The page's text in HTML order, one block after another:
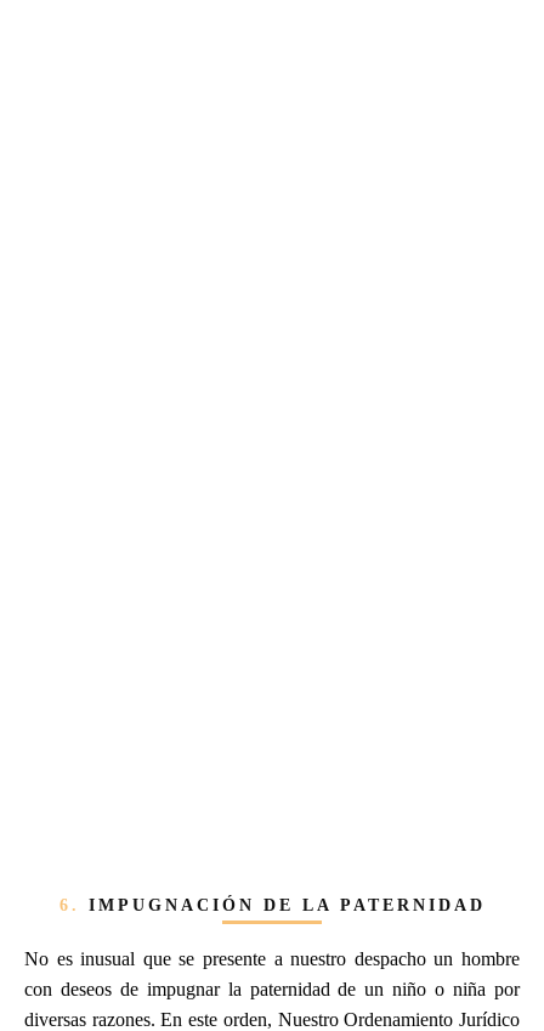
6. IMPUGNACIÓN DE LA PATERNIDAD
No es inusual que se presente a nuestro despacho un hombre
con deseos de impugnar la paternidad de un niño o niña por
diversas razones. En este orden, Nuestro Ordenamiento Jurídico